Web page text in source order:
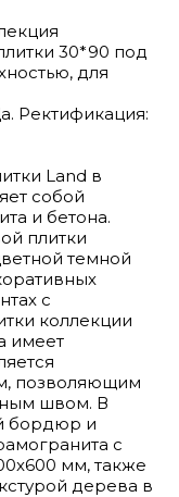
30*90 под
для
Ректификация:
Land в
собой
и бетона.
плитки
темной
с
коллекции
имеет
позволяющим
швом. В
бордюр и
с
мм, также
дерева в